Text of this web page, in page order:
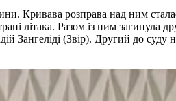
Кривава розправа над ним
літака. Разом із ним загинула
(Звір). Другий до суду